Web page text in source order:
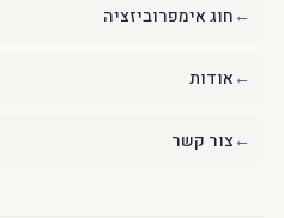
←חוג אימפרוביזציה
←אודות
←צור קשר